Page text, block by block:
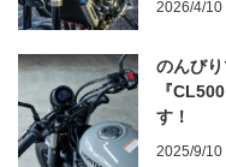
2026/4/10
のんび
『
す！
2025/9/10